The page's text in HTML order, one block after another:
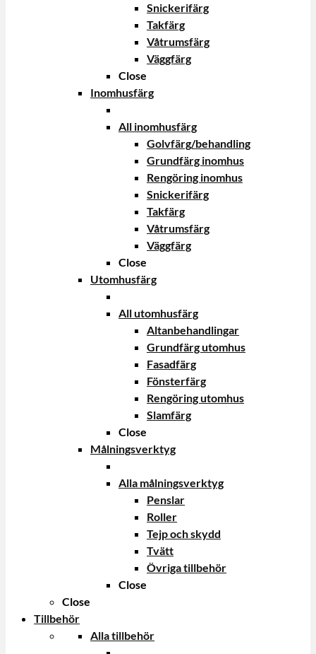
Snickerifärg
Takfärg
Våtrumsfärg
Väggfärg
Close
Inomhusfärg
All inomhusfärg
Golvfärg/behandling
Grundfärg inomhus
Rengöring inomhus
Snickerifärg
Takfärg
Våtrumsfärg
Väggfärg
Close
Utomhusfärg
All utomhusfärg
Altanbehandlingar
Grundfärg utomhus
Fasadfärg
Fönsterfärg
Rengöring utomhus
Slamfärg
Close
Målningsverktyg
Alla målningsverktyg
Penslar
Roller
Tejp och skydd
Tvätt
Övriga tillbehör
Close
Close
Tillbehör
Alla tillbehör